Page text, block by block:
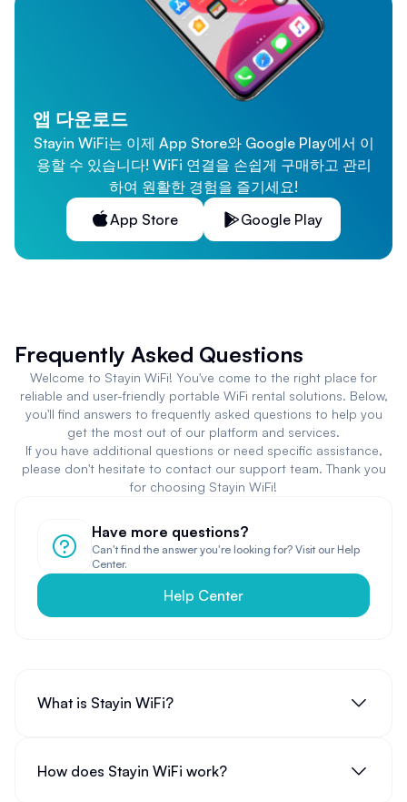
앱 다운로드
Stayin WiFi는 이제 App Store와 Google Play에서 이
용할 수 있습니다! WiFi 연결을 손쉽게 구매하고 관리
하여 원활한 경험을 즐기세요!
App Store
Google Play
Frequently Asked Questions
Welcome to Stayin WiFi! You've come to the right place for
reliable and user-friendly portable WiFi rental solutions. Below,
you'll find answers to frequently asked questions to help you
get the most out of our platform and services.
If you have additional questions or need specific assistance,
please don't hesitate to contact our support team. Thank you
for choosing Stayin WiFi!
Have more questions?
Can't find the answer you're looking for? Visit our Help
Center.
Help Center
What is Stayin WiFi?
How does Stayin WiFi work?